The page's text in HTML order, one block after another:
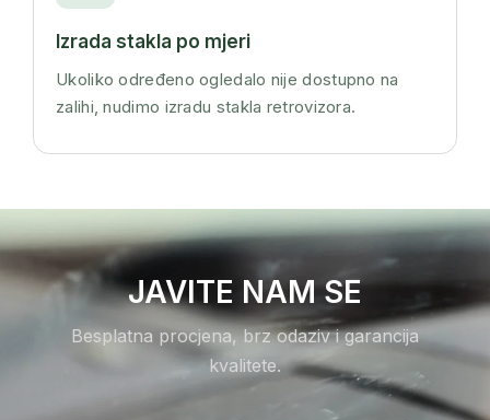
Izrada stakla po mjeri
Ukoliko određeno ogledalo nije dostupno na
zalihi, nudimo izradu stakla retrovizora.
JAVITE NAM SE
Besplatna procjena, brz odaziv i garancija
kvalitete.